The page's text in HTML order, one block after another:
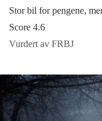
Stor bil for pengene,
Score 4.6
Vurdert av FRBJ